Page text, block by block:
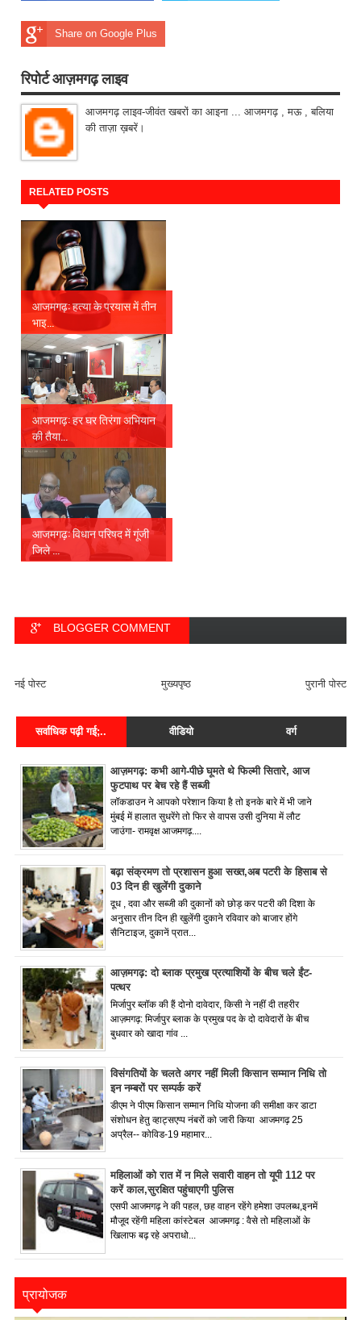
Share on Google Plus
रिपोर्ट आज़मगढ़ लाइव
आजमगढ़ लाइव-जीवंत खबरों का आइना ... आजमगढ़ , मऊ , बलिया
की ताज़ा ख़बरें।
RELATED POSTS
आजमगढ़: हत्या के प्रयास में तीन
भाइ...
आजमगढ़: हर घर तिरंगा अभियान
की तैया...
आजमगढ़: विधान परिषद में गूंजी
जिले ...
BLOGGER COMMENT
नई पोस्ट पुरानी पोस्ट
मुख्यपृष्ठ
सर्वाधिक पढ़ी गई;.. वीडियो वर्ग
आज़मगढ़: कभी आगे-पीछे घूमते थे फिल्मी सितारे, आज
फुटपाथ पर बेच रहे हैं सब्जी
लॉकडाउन ने आपको परेशान किया है तो इनके बारे में भी जाने
मुंबई में हालात सुधरेंगे तो फिर से वापस उसी दुनिया में लौट
जाउंगा- रामवृक्ष आजमगढ़....
बढ़ा संक्रमण तो प्रशासन हुआ सख्त,अब पटरी के हिसाब से
03 दिन ही खुलेंगी दुकाने
दूध , दवा और सब्जी की दुकानों को छोड़ कर पटरी की दिशा के
अनुसार तीन दिन ही खुलेंगी दुकाने रविवार को बाजार होंगे
सैनिटाइज, दुकानें प्रात...
आज़मगढ़: दो ब्लाक प्रमुख प्रत्याशियों के बीच चले ईंट-
पत्थर
मिर्जापुर ब्लॉक की हैं दोनो दावेदार, किसी ने नहीं दी तहरीर
आज़मगढ़: मिर्जापुर ब्लाक के प्रमुख पद के दो दावेदारों के बीच
बुधवार को खादा गांव ...
विसंगतियों के चलते अगर नहीं मिली किसान सम्मान निधि तो
इन नम्बरों पर सम्पर्क करें
डीएम ने पीएम किसान सम्मान निधि योजना की समीक्षा कर डाटा
संशोधन हेतु व्हाट्सएप्प नंबरों को जारी किया आजमगढ़ 25
अप्रैल-- कोविड-19 महामार...
महिलाओं को रात में न मिले सवारी वाहन तो यूपी 112 पर
करें काल,सुरक्षित पहुंचाएगी पुलिस
एसपी आजमगढ़ ने की पहल, छह वाहन रहेंगे हमेशा उपलब्ध,इनमें
मौजूद रहेंगी महिला कांस्टेबल आजमगढ़ : वैसे तो महिलाओं के
खिलाफ बढ़ रहे अपराधो...
प्रायोजक